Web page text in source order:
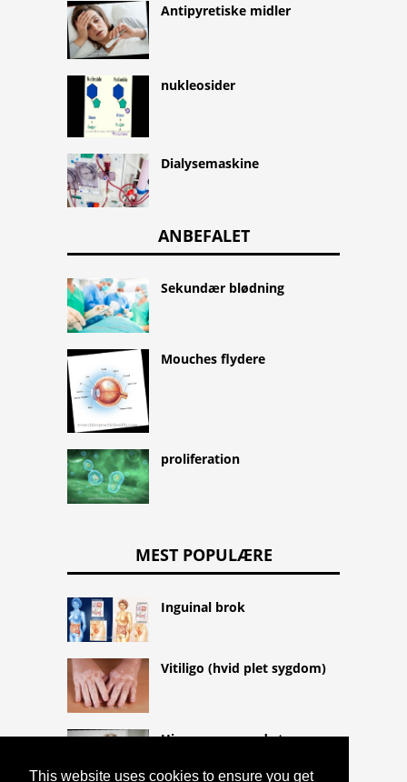
This website uses cookies to ensure you get
Antipyretiske midler
nukleosider
Dialysemaskine
ANBEFALET
Sekundær blødning
Mouches flydere
proliferation
MEST POPULÆRE
Inguinal brok
Vitiligo (hvid plet sygdom)
Hjemmesag mod stress